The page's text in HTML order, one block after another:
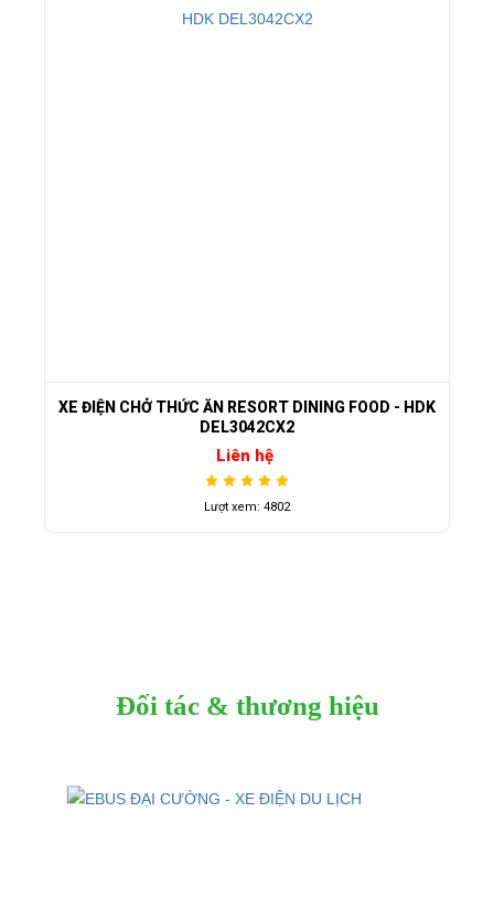
XE ĐIỆN CHỞ THỨC ĂN RESORT DINING FOOD - HDK
DEL3042CX2
Liên hệ
Lượt xem: 4802
Đối tác & thương hiệu